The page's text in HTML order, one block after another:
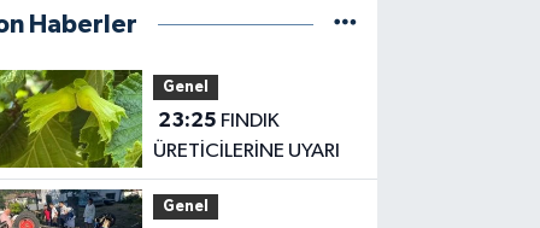
Haberler
Genel
23:25
ÜRETİCİLERİNE UYARI
Genel